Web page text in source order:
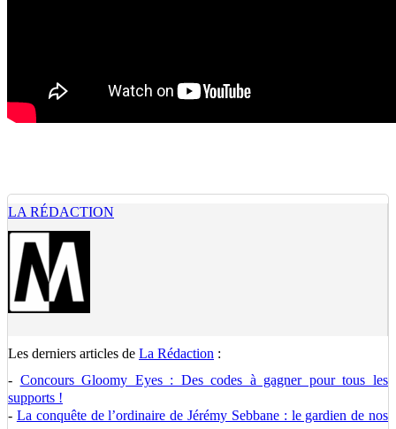
LA RÉDACTION
Les derniers articles de La Rédaction :
- Concours Gloomy Eyes : Des codes à gagner pour tous les
supports !
- La conquête de l’ordinaire de Jérémy Sebbane : le gardien de nos